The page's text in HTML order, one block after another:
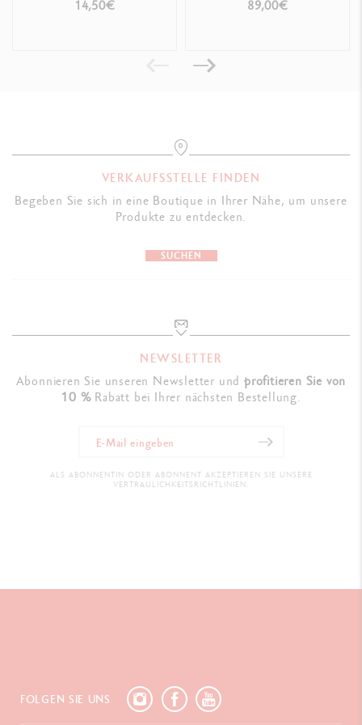
14,50€ 89,00€
VERKAUFSSTELLE FINDEN
Begeben Sie sich in eine Boutique in Ihrer Nähe, um unsere
Produkte zu entdecken.
SUCHEN
NEWSLETTER
Abonnieren Sie unseren Newsletter undprofitieren Sie von
10 %Rabatt bei Ihrer nächsten Bestellung.
ALS ABONNENTIN ODER ABONNENT AKZEPTIEREN SIE UNSERE
VERTRAULICHKEITSRICHTLINIEN.
FOLGEN SIE UNS